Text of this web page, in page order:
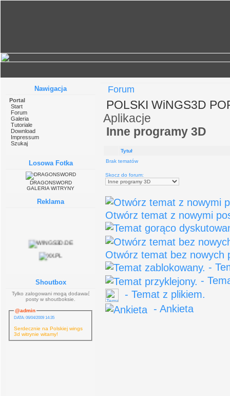
Nawigacja
Portal
Start
Forum
Galeria
Tutoriale
Download
Impressum
Szukaj
Losowa Fotka
DRAGONSWORD
GALERIA WITRYNY
Reklama
Shoutbox
Tylko zalogowani mogą dodawać
posty w shoutboksie.
@admin
DATA: 06/04/2009 14:35
Serdecznie na Polskiej wings
3d witrynie witamy!
Forum
POLSKI WiNGS3D
Aplikacje
Inne programy 3D
Tytuł
Brak tematów
Skocz do forum:
Otwórz temat z nowymi
Otwórz temat bez nowych
-
-
- Temat z plikiem.
- Ankieta